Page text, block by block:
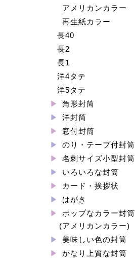
アメリカンカラー
再生紙カラー
長40
長2
長1
洋4タテ
洋5タテ
角形封筒
洋封筒
窓付封筒
のり・テープ付封筒
名刺サイズ小型封筒
いろいろな封筒
カード・挨拶状
はがき
ポップなカラー封筒
(アメリカンカラー)
美味しい色の封筒
かなり上質な封筒